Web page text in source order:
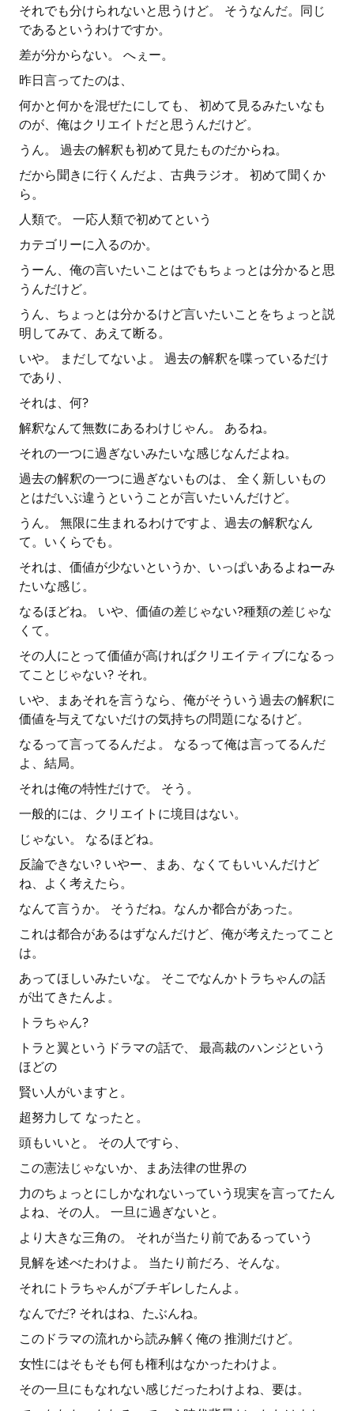
それでも分けられないと思うけど。 そうなんだ。同じ
であるというわけですか。
差が分からない。 へぇー。
昨日言ってたのは、
何かと何かを混ぜたにしても、 初めて見るみたいなも
のが、俺はクリエイトだと思うんだけど。
うん。 過去の解釈も初めて見たものだからね。
だから聞きに行くんだよ、古典ラジオ。 初めて聞くか
ら。
人類で。 一応人類で初めてという
カテゴリーに入るのか。
うーん、俺の言いたいことはでもちょっとは分かると思
うんだけど。
うん、ちょっとは分かるけど言いたいことをちょっと説
明してみて、あえて断る。
いや。 まだしてないよ。 過去の解釈を喋っているだけ
であり、
それは、何?
解釈なんて無数にあるわけじゃん。 あるね。
それの一つに過ぎないみたいな感じなんだよね。
過去の解釈の一つに過ぎないものは、 全く新しいもの
とはだいぶ違うということが言いたいんだけど。
うん。 無限に生まれるわけですよ、過去の解釈なん
て。いくらでも。
それは、価値が少ないというか、いっぱいあるよねーみ
たいな感じ。
なるほどね。 いや、価値の差じゃない?種類の差じゃな
くて。
その人にとって価値が高ければクリエイティブになるっ
てことじゃない? それ。
いや、まあそれを言うなら、俺がそういう過去の解釈に
価値を与えてないだけの気持ちの問題になるけど。
なるって言ってるんだよ。 なるって俺は言ってるんだ
よ、結局。
それは俺の特性だけで。 そう。
一般的には、クリエイトに境目はない。
じゃない。 なるほどね。
反論できない? いやー、まあ、なくてもいいんだけど
ね、よく考えたら。
なんて言うか。 そうだね。なんか都合があった。
これは都合があるはずなんだけど、俺が考えたってこと
は。
あってほしいみたいな。 そこでなんかトラちゃんの話
が出てきたんよ。
トラちゃん?
トラと翼というドラマの話で、 最高裁のハンジという
ほどの
賢い人がいますと。
超努力して なったと。
頭もいいと。 その人ですら、
この憲法じゃないか、まあ法律の世界の
力のちょっとにしかなれないっていう現実を言ってたん
よね、その人。 一旦に過ぎないと。
より大きな三角の。 それが当たり前であるっていう
見解を述べたわけよ。 当たり前だろ、そんな。
それにトラちゃんがブチギレしたんよ。
なんでだ? それはね、たぶんね。
このドラマの流れから読み解く俺の 推測だけど。
女性にはそもそも何も権利はなかったわけよ。
その一旦にもなれない感じだったわけよね、要は。